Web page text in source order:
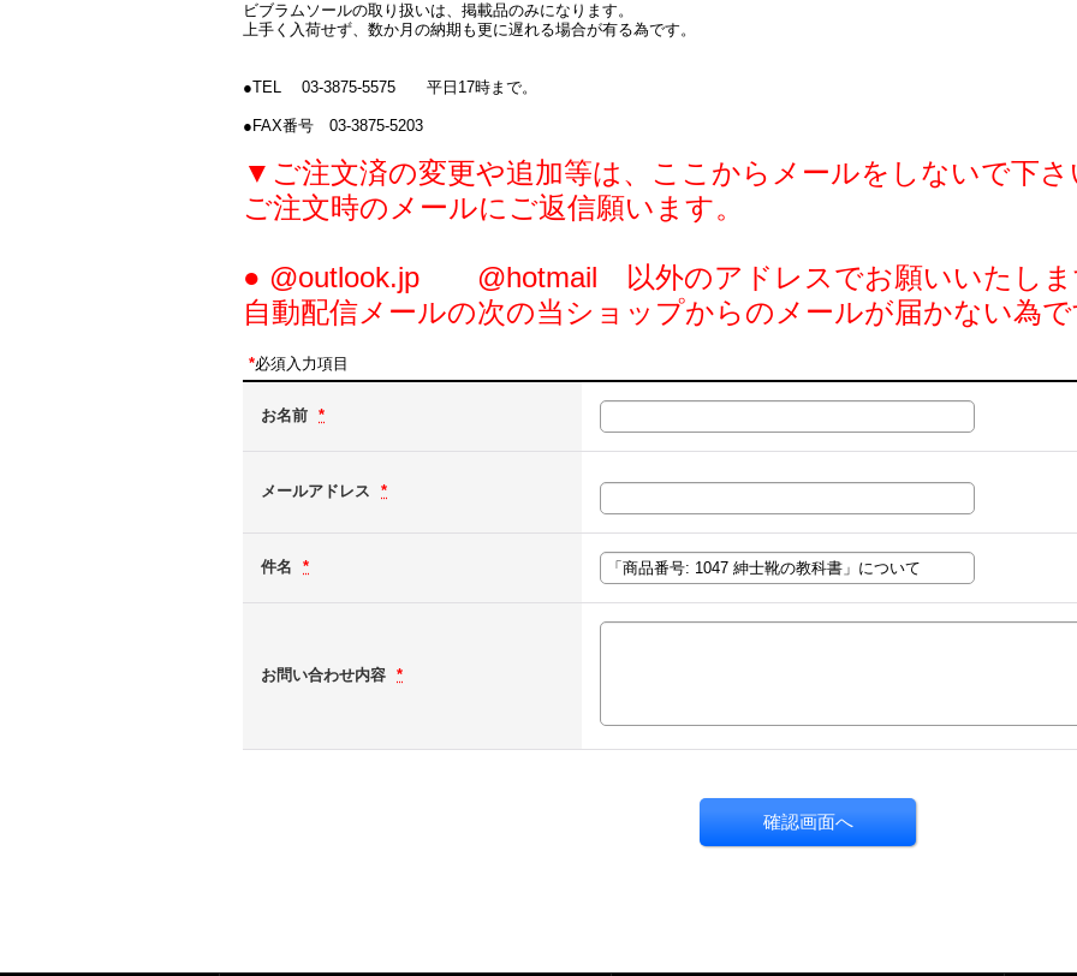
ビブラムソールの取り扱いは、掲載品のみになります。
上手く入荷せず、数か月の納期も更に遅れる場合が有る為です。
●TEL 03-3875-5575 平日17時まで。
●FAX番号 03-3875-5203
▼ご注文済の変更や追加等は、ここからメールをしないで下さ
ご注文時のメールにご返信願います。
● @outlook.jp @hotmail 以外のアドレスでお願いいたしま
自動配信メールの次の当ショップからのメールが届かない為で
*必須入力項目
お名前 *
メールアドレス *
件名 *
お問い合わせ内容 *